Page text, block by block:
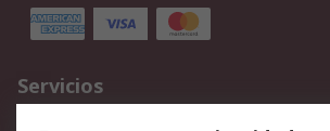
Servicios